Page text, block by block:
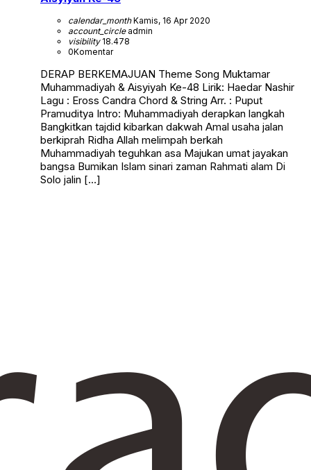
calendar_monthKamis, 16 Apr 2020
account_circleadmin
visibility18.478
0Komentar
DERAP BERKEMAJUAN Theme Song Muktamar
Muhammadiyah & Aisyiyah Ke-48 Lirik: Haedar Nashir
Lagu : Eross Candra Chord & String Arr. : Puput
Pramuditya Intro: Muhammadiyah derapkan langkah
Bangkitkan tajdid kibarkan dakwah Amal usaha jalan
berkiprah Ridha Allah melimpah berkah
Muhammadiyah teguhkan asa Majukan umat jayakan
bangsa Bumikan Islam sinari zaman Rahmati alam Di
Solo jalin […]